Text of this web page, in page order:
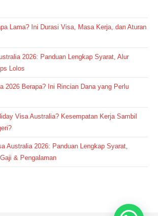
Lama? Ini Durasi Visa, Masa Kerja, dan Aturan
2026: Panduan Lengkap Syarat, Alur
Lolos
2026 Berapa? Ini Rincian Dana yang Perlu
Visa Australia? Kesempatan Kerja Sambil
Australia 2026: Panduan Lengkap Syarat,
& Pengalaman